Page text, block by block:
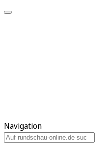
Navigation